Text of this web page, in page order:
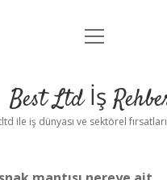
Anasayfa
Yasal Uyarı
menüyü
Best Ltd İş
ile iş dünyası ve sektörel